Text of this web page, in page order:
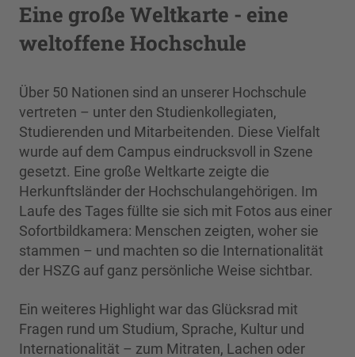
Eine große Weltkarte - eine
weltoffene Hochschule
Über 50 Nationen sind an unserer Hochschule
vertreten – unter den Studienkollegiaten,
Studierenden und Mitarbeitenden. Diese Vielfalt
wurde auf dem Campus eindrucksvoll in Szene
gesetzt. Eine große Weltkarte zeigte die
Herkunftsländer der Hochschulangehörigen. Im
Laufe des Tages füllte sie sich mit Fotos aus einer
Sofortbildkamera: Menschen zeigten, woher sie
stammen – und machten so die Internationalität
der HSZG auf ganz persönliche Weise sichtbar.
Ein weiteres Highlight war das Glücksrad mit
Fragen rund um Studium, Sprache, Kultur und
Internationalität – zum Mitraten, Lachen oder